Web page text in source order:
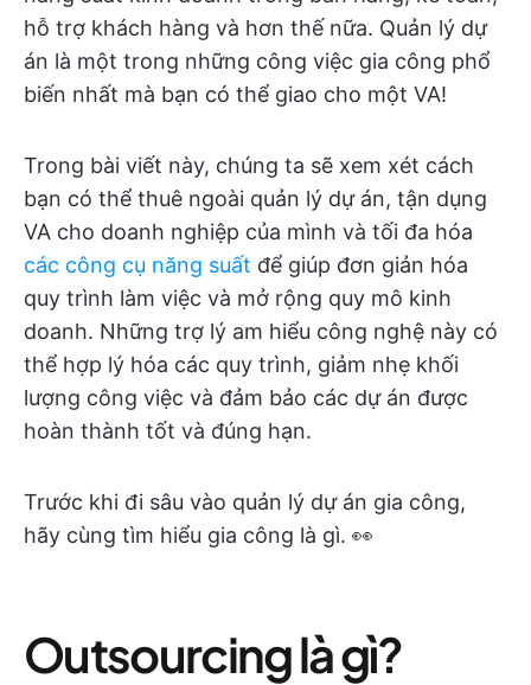
hỗ trợ khách hàng và hơn thế nữa. Quản lý dự
án là một trong những công việc gia công phổ
biến nhất mà bạn có thể giao cho một VA!
Trong bài viết này, chúng ta sẽ xem xét cách
bạn có thể thuê ngoài quản lý dự án, tận dụng
VA cho doanh nghiệp của mình và tối đa hóa
các công cụ năng suất để giúp đơn giản hóa
quy trình làm việc và mở rộng quy mô kinh
doanh. Những trợ lý am hiểu công nghệ này có
thể hợp lý hóa các quy trình, giảm nhẹ khối
lượng công việc và đảm bảo các dự án được
hoàn thành tốt và đúng hạn.
Trước khi đi sâu vào quản lý dự án gia công,
hãy cùng tìm hiểu gia công là gì. 👀
Outsourcing là gì?